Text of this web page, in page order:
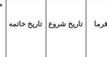
تاریخ شروع تاریخ خاتمه
مسئولیت